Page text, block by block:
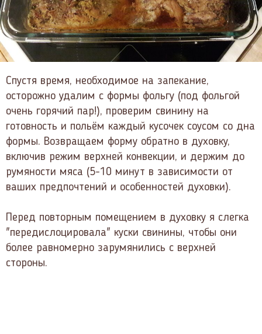
Спустя время, необходимое на запекание,
осторожно удалим с формы фольгу (под фольгой
очень горячий пар!), проверим свинину на
готовность и польём каждый кусочек соусом со дна
формы. Возвращаем форму обратно в духовку,
включив режим верхней конвекции, и держим до
румяности мяса (5-10 минут в зависимости от
ваших предпочтений и особенностей духовки).
Перед повторным помещением в духовку я слегка
"передислоцировала" куски свинины, чтобы они
более равномерно зарумянились с верхней
стороны.